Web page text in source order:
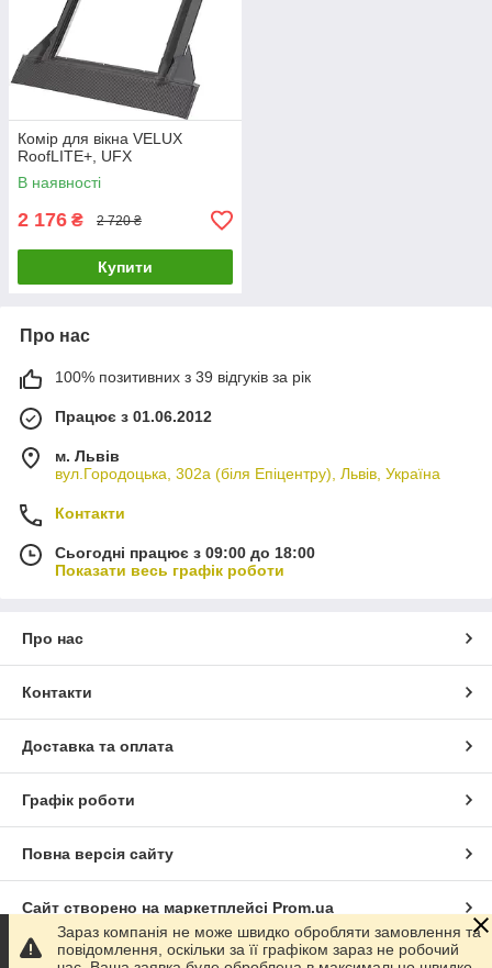
Комір для вікна VELUX
RoofLITE+, UFX
В наявності
2 176 ₴ 2 720 ₴
Купити
Про нас
100% позитивних з 39 відгуків за рік
Працює з 01.06.2012
м. Львів
вул.Городоцька, 302а (біля Епіцентру), Львів, Україна
Контакти
Сьогодні працює з 09:00 до 18:00
Показати весь графік роботи
Про нас
Контакти
Доставка та оплата
Графік роботи
Повна версія сайту
Сайт створено на маркетплейсі Prom.ua
Політика конфіденційності
Зараз компанія не може швидко обробляти замовлення та
повідомлення, оскільки за її графіком зараз не робочий